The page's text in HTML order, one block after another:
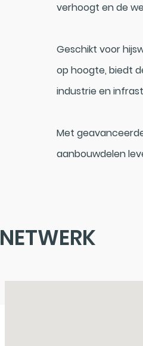
verhoogt en de
Geschikt voor
op hoogte, biedt
industrie en
Met
aanbouwdelen
NETWERK